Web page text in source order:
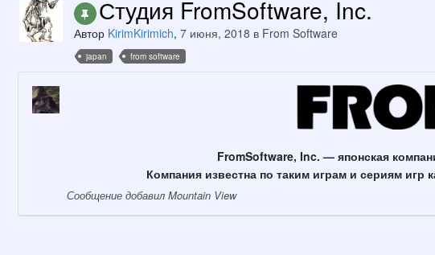
Студия FromSoftware, Inc.
Автор KirimKirimich, 7 июня, 2018 в From Software
japan from software
FromSoftware, Inc. — японская
Компания известна по таким играм и сериям
Сообщение добавил Mountain View